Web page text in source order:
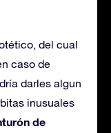
del cual
caso de
darles algun
inusuales
de